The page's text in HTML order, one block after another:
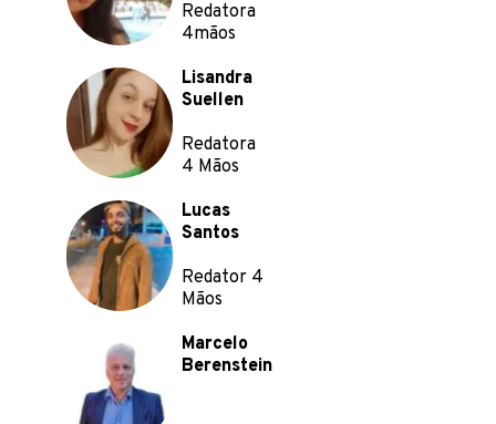
Redatora
4mãos
Lisandra
Suellen
Redatora
4 Mãos
Lucas
Santos
Redator 4
Mãos
Marcelo
Berenstein